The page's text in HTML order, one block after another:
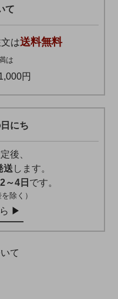
て
は送料無料
は
円
にち
後、
送 します。
～4日 です。
除く）
▶︎